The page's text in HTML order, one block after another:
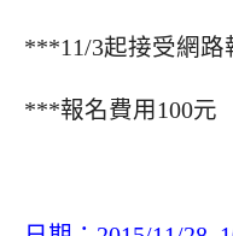
***11/3起接受網路
***報名費用100元